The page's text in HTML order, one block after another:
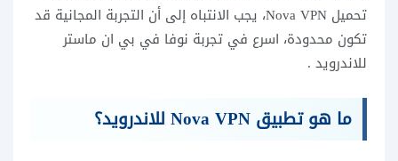
تحميل Nova VPN، يجب الانتباه إلى أن التجربة المجانية قد
تكون محدودة، اسرع في تجربة نوفا في بي ان ماستر
للاندرويد .
ما هو تطبيق Nova VPN للاندرويد؟